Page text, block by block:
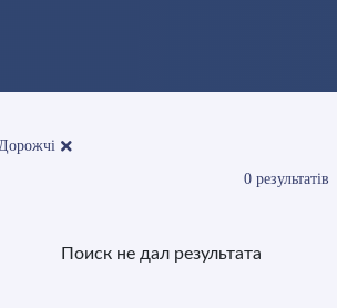
0 результатів
Поиск не дал результата